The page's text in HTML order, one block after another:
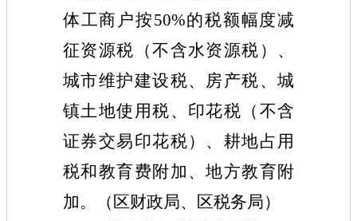
体工商户按50%的税额幅度减
征资源税（不含水资源税）、
城市维护建设税、房产税、城
镇土地使用税、印花税（不含
证券交易印花税）、耕地占用
税和教育费附加、地方教育附
加。（区财政局、区税务局）